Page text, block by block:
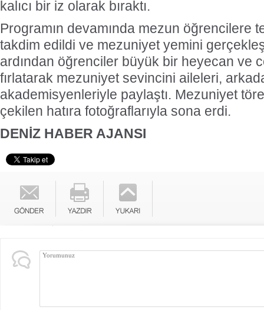
kalıcı bir iz olarak bıraktı.
Programın devamında mezun öğrencilere
takdim edildi ve mezuniyet yemini
ardından öğrenciler büyük bir heyecan ve
fırlatarak mezuniyet sevincini aileleri,
akademisyenleriyle paylaştı. Mezuniyet
çekilen hatıra fotoğraflarıyla sona erdi.
DENİZ HABER AJANSI